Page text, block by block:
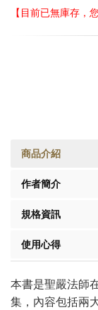
【目前已無庫存，
商品介紹
作者簡介
規格資訊
使用心得
本書是聖嚴法師
集，內容包括兩